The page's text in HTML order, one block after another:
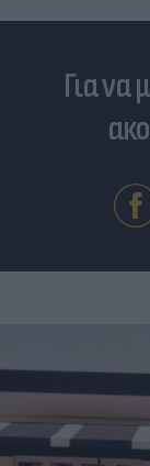
Για να